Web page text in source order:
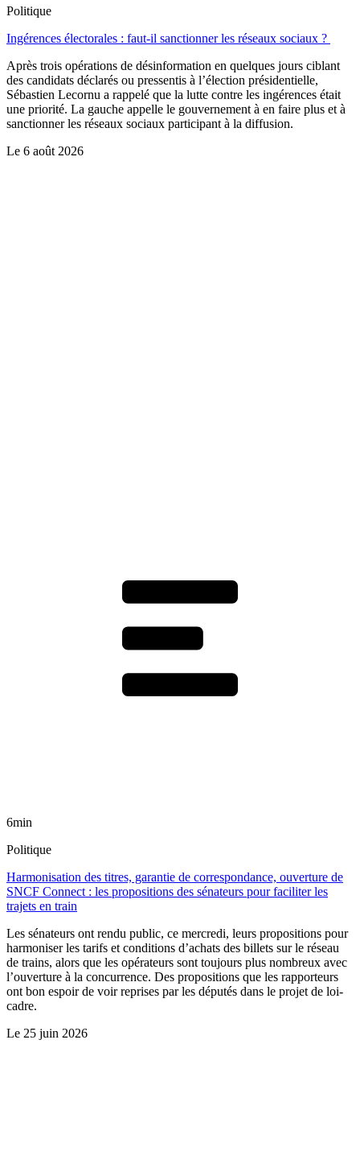
Politique
Ingérences électorales : faut-il sanctionner les réseaux sociaux ?
Après trois opérations de désinformation en quelques jours ciblant
des candidats déclarés ou pressentis à l’élection présidentielle,
Sébastien Lecornu a rappelé que la lutte contre les ingérences était
une priorité. La gauche appelle le gouvernement à en faire plus et à
sanctionner les réseaux sociaux participant à la diffusion.
Le 6 août 2026
6min
Politique
Harmonisation des titres, garantie de correspondance, ouverture de
SNCF Connect : les propositions des sénateurs pour faciliter les
trajets en train
Les sénateurs ont rendu public, ce mercredi, leurs propositions pour
harmoniser les tarifs et conditions d’achats des billets sur le réseau
de trains, alors que les opérateurs sont toujours plus nombreux avec
l’ouverture à la concurrence. Des propositions que les rapporteurs
ont bon espoir de voir reprises par les députés dans le projet de loi-
cadre.
Le 25 juin 2026